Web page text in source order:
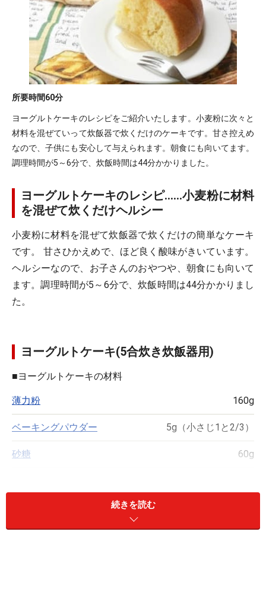
所要時間60分
ヨーグルトケーキのレシピをご紹介いたします。小麦粉に次々と
材料を混ぜていって炊飯器で炊くだけのケーキです。甘さ控えめ
なので、子供にも安心して与えられます。朝食にも向いてます。
調理時間が5～6分で、炊飯時間は44分かかりました。
ヨーグルトケーキのレシピ……小麦粉に材料
を混ぜて炊くだけヘルシー
小麦粉に材料を混ぜて炊飯器で炊くだけの簡単なケーキ
です。 甘さひかえめで、ほど良く酸味がきいています。
ヘルシーなので、お子さんのおやつや、朝食にも向いて
ます。調理時間が5～6分で、炊飯時間は44分かかりまし
た。
ヨーグルトケーキ(5合炊き炊飯器用)
■ヨーグルトケーキの材料
薄力粉 160g
ベーキングパウダー 5g（小さじ1と2/3）
砂糖 60g
続きを読む